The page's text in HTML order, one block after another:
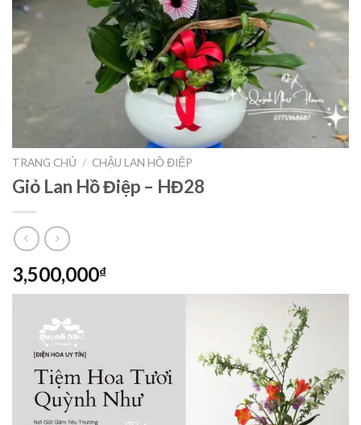
TRANG CHỦ / CHẬU LAN HỒ ĐIỆP
Giỏ Lan Hồ Điệp – HĐ28
3,500,000₫